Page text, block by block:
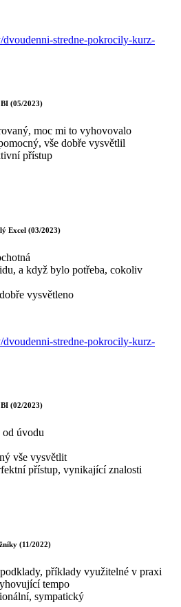
stredne-pokrocily-kurz-
(05/2023)
moc mi to vyhovovalo
vše dobře vysvětlil
přístup
Excel (03/2023)
a když bylo potřeba, cokoliv
vysvětleno
stredne-pokrocily-kurz-
(02/2023)
úvodu
vše vysvětlit
přístup, vynikající znalosti
(11/2022)
příklady využitelné v praxi
tempo
sympatický